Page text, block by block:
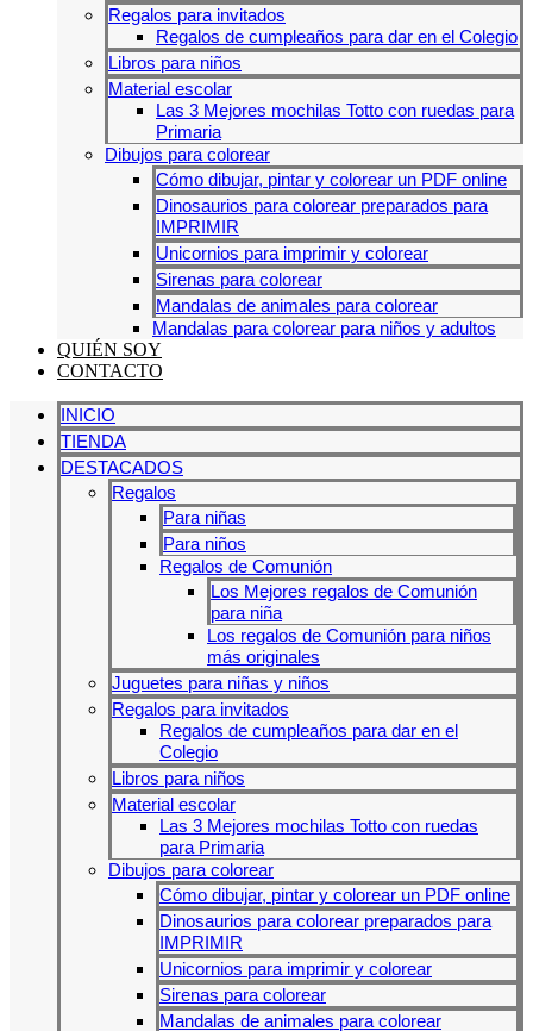
Regalos para invitados
Regalos de cumpleaños para dar en el Colegio
Libros para niños
Material escolar
Las 3 Mejores mochilas Totto con ruedas para
Primaria
Dibujos para colorear
Cómo dibujar, pintar y colorear un PDF online
Dinosaurios para colorear preparados para
IMPRIMIR
Unicornios para imprimir y colorear
Sirenas para colorear
Mandalas de animales para colorear
Mandalas para colorear para niños y adultos
QUIÉN SOY
CONTACTO
INICIO
TIENDA
DESTACADOS
Regalos
Para niñas
Para niños
Regalos de Comunión
Los Mejores regalos de Comunión
para niña
Los regalos de Comunión para niños
más originales
Juguetes para niñas y niños
Regalos para invitados
Regalos de cumpleaños para dar en el
Colegio
Libros para niños
Material escolar
Las 3 Mejores mochilas Totto con ruedas
para Primaria
Dibujos para colorear
Cómo dibujar, pintar y colorear un PDF online
Dinosaurios para colorear preparados para
IMPRIMIR
Unicornios para imprimir y colorear
Sirenas para colorear
Mandalas de animales para colorear